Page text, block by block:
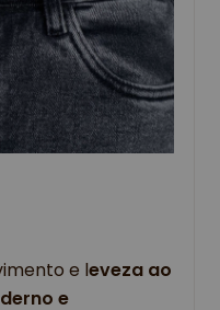
e leveza ao
e